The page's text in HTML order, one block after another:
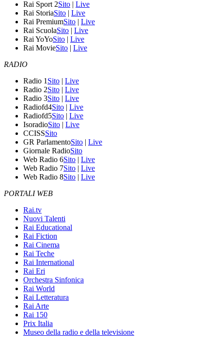
Rai Sport 2Sito | Live
Rai StoriaSito | Live
Rai PremiumSito | Live
Rai ScuolaSito | Live
Rai YoYoSito | Live
Rai MovieSito | Live
RADIO
Radio 1 Sito | Live
Radio 2Sito | Live
Radio 3Sito | Live
Radiofd4Sito | Live
Radiofd5Sito | Live
IsoradioSito | Live
CCISSSito
GR ParlamentoSito | Live
Giornale RadioSito
Web Radio 6Sito | Live
Web Radio 7Sito | Live
Web Radio 8Sito | Live
PORTALI WEB
Rai.tv
Nuovi Talenti
Rai Educational
Rai Fiction
Rai Cinema
Rai Teche
Rai International
Rai Eri
Orchestra Sinfonica
Rai World
Rai Letteratura
Rai Arte
Rai 150
Prix Italia
Museo della radio e della televisione